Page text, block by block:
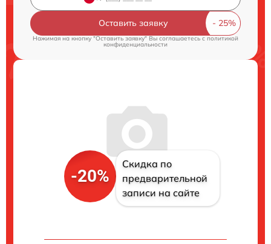
Оставить заявку
Нажимая на кнопку "Оставить заявку" Вы соглашаетесь cполитикой
конфиденциальности
-20%
Скидка по
предварительной
записи на сайте